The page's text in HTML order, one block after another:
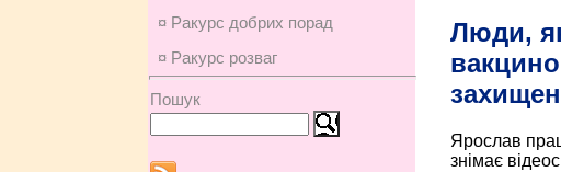
¤ Ракурс добрих порад
¤ Ракурс розваг
Пошук
Люди,
Ярослав
знімає